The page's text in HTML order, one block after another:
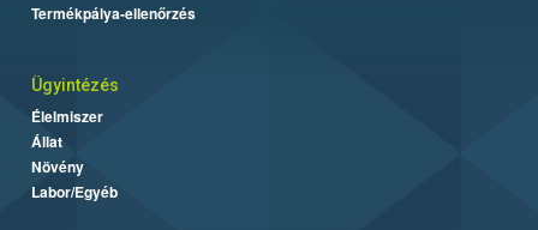
Termékpálya-ellenőrzés
Ügyintézés
Élelmiszer
Állat
Növény
Labor/Egyéb